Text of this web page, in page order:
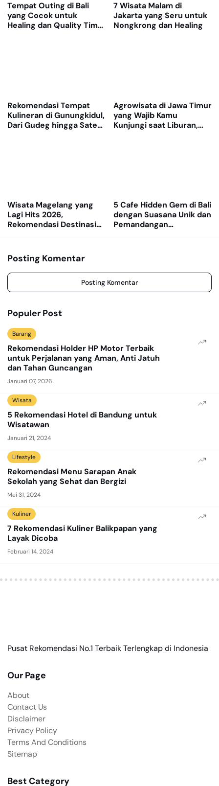
Tempat Outing di Bali
yang Cocok untuk
Healing dan Quality Time
7 Wisata Malam di
Jakarta yang Seru untuk
Nongkrong dan Healing
Rekomendasi Tempat
Kulineran di Gunungkidul,
Dari Gudeg hingga Sate
Agrowisata di Jawa Timur
yang Wajib Kamu
Kunjungi saat Liburan,
Wisata Magelang yang
Lagi Hits 2026,
Rekomendasi Destinasi
5 Cafe Hidden Gem di Bali
dengan Suasana Unik dan
Pemandangan
Posting Komentar
Posting Komentar
Populer Post
Barang
Rekomendasi Holder HP Motor Terbaik
untuk Perjalanan yang Aman, Anti Jatuh
dan Tahan Guncangan
Januari 07, 2026
Wisata
5 Rekomendasi Hotel di Bandung untuk
Wisatawan
Januari 21, 2024
Lifestyle
Rekomendasi Menu Sarapan Anak
Sekolah yang Sehat dan Bergizi
Mei 31, 2024
Kuliner
7 Rekomendasi Kuliner Balikpapan yang
Layak Dicoba
Februari 14, 2024
Pusat Rekomendasi No.1 Terbaik Terlengkap di Indonesia
Our Page
About
Contact Us
Disclaimer
Privacy Policy
Terms And Conditions
Sitemap
Best Category